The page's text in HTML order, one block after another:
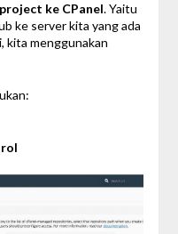
ke CPanel. Yaitu
ke server kita yang ada
kita menggunakan